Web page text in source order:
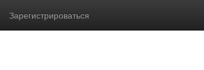
Зарегистрироваться